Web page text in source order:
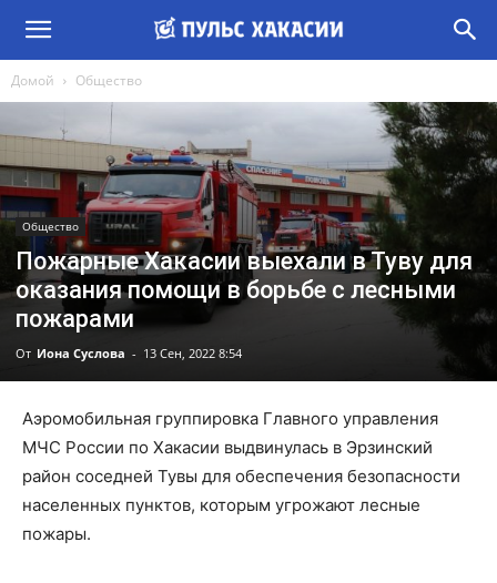
Домой Общество
Общество
Пожарные Хакасии выехали в Туву для
оказания помощи в борьбе с лесными
пожарами
От Иона Суслова - 13 Сен, 2022 8:54
Аэромобильная группировка Главного управления
МЧС России по Хакасии выдвинулась в Эрзинский
район соседней Тувы для обеспечения безопасности
населенных пунктов, которым угрожают лесные
пожары.